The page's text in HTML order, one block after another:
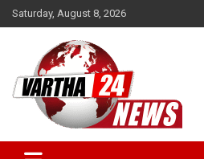
Skip
to
Saturday, August 8, 2026
Vartha 24